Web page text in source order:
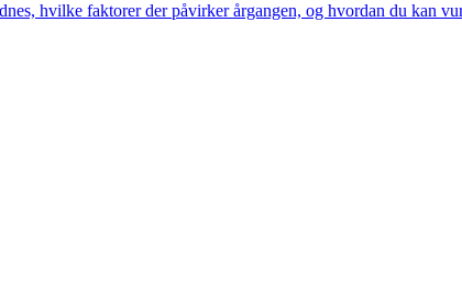
hvilke faktorer der påvirker årgangen, og hvordan du kan